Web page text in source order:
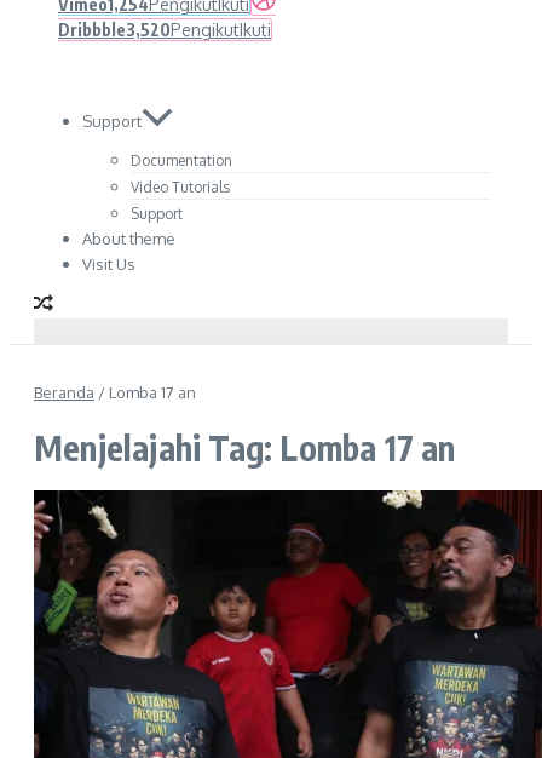
Vimeo1,254PengikutIkuti
Dribbble3,520PengikutIkuti
Support
Documentation
Video Tutorials
Support
About theme
Visit Us
Beranda / Lomba 17 an
Menjelajahi Tag: Lomba 17 an